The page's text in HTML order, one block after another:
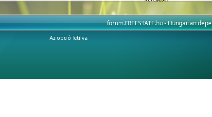
forum.FREESTATE.hu - Hungarian
Az opció letilva